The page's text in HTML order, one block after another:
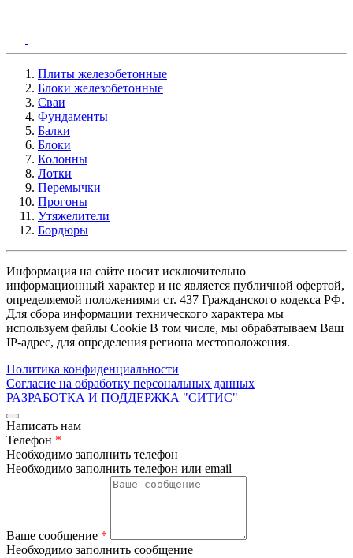
Плиты железобетонные
Блоки железобетонные
Сваи
Фундаменты
Балки
Блоки
Колонны
Лотки
Перемычки
Прогоны
Утяжелители
Бордюры
Информация на сайте носит исключительно
информационный характер и не является публичной офертой,
определяемой положениями ст. 437 Гражданского кодекса РФ.
Для сбора информации технического характера мы
используем файлы Cookie В том числе, мы обрабатываем Ваш
IP-адрес, для определения региона местоположения.
Политика конфиденциальности
Согласие на обработку персональных данных
РАЗРАБОТКА И ПОДДЕРЖКА "СИТИС"
Написать нам
Телефон *
Необходимо заполнить телефон
Необходимо заполнить телефон или email
Ваше сообщение *
Необходимо заполнить сообщение